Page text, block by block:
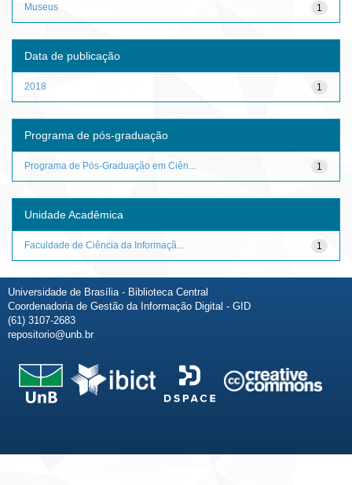
1
Museus
Data de publicação
1
2018
Programa de pós-graduação
1
Programa de Pós-Graduação em Ciên...
Unidade Acadêmica
1
Faculdade de Ciência da Informaçã...
Universidade de Brasília - Biblioteca Central
Coordenadoria de Gestão da Informação Digital - GID
(61) 3107-2683
repositorio@unb.br